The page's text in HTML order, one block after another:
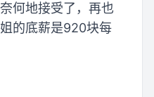
何地接受了，再也
的底薪是920块每